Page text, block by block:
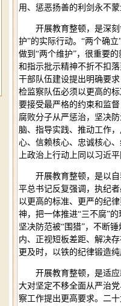
用、惩恶扬善的利剑永不
开展教育整顿，是深
护”的实际行动。“两个确
做到“两个维护”，很重要
和指示批示精神不折不扣
干部队伍建设提出明确要
检监察队伍必须以更高的
要接受最严格的约束和监
腐败分子从严惩治，坚决
脑、指导实践、推动工作
心、信赖核心、忠诚核心
上政治上行动上同以习近
开展教育整顿，是以
平总书记反复强调，执纪
以更高的标准、更严的纪
神，把一体推进“三不腐”
坚决防范被“围猎”，不断
内、正视短板差距、解决
更及时，以铁的纪律锻造
开展教育整顿，是适
大对坚定不移全面从严治
察工作提出更高要求。二